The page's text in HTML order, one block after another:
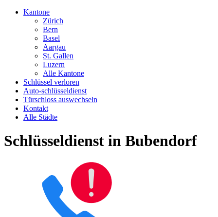
Kantone
Zürich
Bern
Basel
Aargau
St. Gallen
Luzern
Alle Kantone
Schlüssel verloren
Auto-schlüsseldienst
Türschloss auswechseln
Kontakt
Alle Städte
Schlüsseldienst in Bubendorf